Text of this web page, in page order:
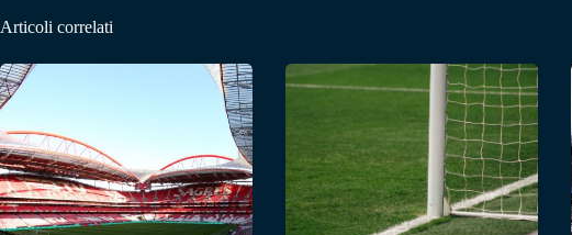
Articoli correlati